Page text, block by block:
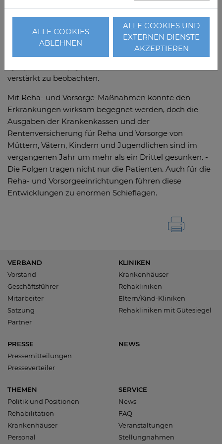
Jugendlichen in Deutschland im Verlauf der Corona-
Pandemie weiter verschlechtert. Fast jedes dritte Kind
leide ein knappes Jahr nach Beginn der Pandemie
unter psychischen Auffälligkeiten. Sorgen und Ängste
hätten noch einmal zugenommen, auch depressive
verstärkt zu beobachten.
Mit Reha- und Vorsorge-Maßnahmen könnte den
Erkrankungen wirksam begegnet werden, doch die
Ausgaben der Krankenkassen und der
Rentenversicherung für Reha und Vorsorge von
Müttern, Vätern, Kindern und Jugendlichen sind im
vergangenen Jahr um mehr als ein Drittel gesunken. -
Die Folgen tragen nicht nur die Patienten. Auch für die
Reha- und Vorsorgeeinrichtungen führen diese
Entwicklungen zu enormen Schieflagen.
VERBAND
Vorstand
Geschäftsführer
Mitarbeiter
Satzung
Partner
KLINIKEN
Krankenhäuser
Rehakliniken
Eltern/Kind-Kliniken
Rehakliniken mit Gütesiegel
PRESSE
Pressemitteilungen
Presseverteiler
NEWS
THEMEN
Politik und Positionen
Rehabilitation
Krankenhäuser
Personal
SERVICE
News
FAQ
Veranstaltungen
Stellungnahmen
ALLE COOKIES
ABLEHNEN
ALLE COOKIES UND
EXTERNEN DIENSTE
AKZEPTIEREN